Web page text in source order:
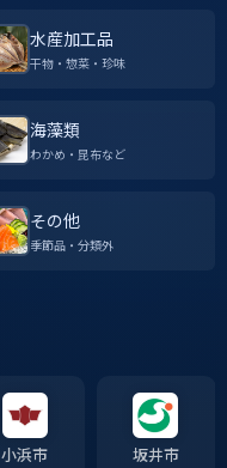
水産加工品
干物・惣菜・珍味
海藻類
わかめ・昆布など
その他
季節品・分類外
小浜市 坂井市